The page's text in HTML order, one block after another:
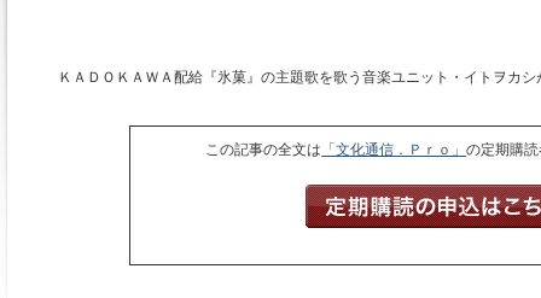
ＫＡＤＯＫＡＷＡ配給『氷菓』の主題歌を歌う音楽ユニット・イトヲカ
この記事の全文は 「文化通信．Ｐｒｏ」の定期購